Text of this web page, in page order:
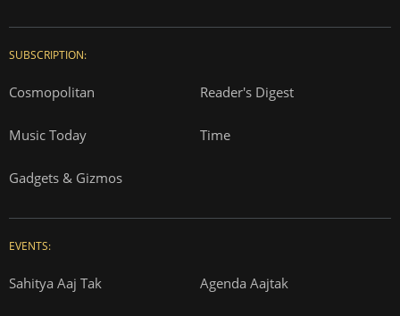
SUBSCRIPTION:
Cosmopolitan Reader's Digest
Music Today Time
Gadgets & Gizmos
EVENTS:
Sahitya Aaj Tak Agenda Aajtak